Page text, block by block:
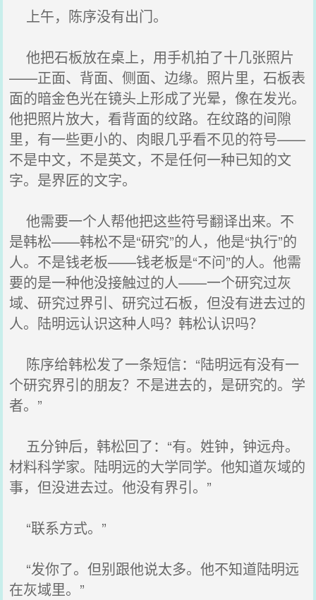
上午，陈序没有出门。
他把石板放在桌上，用手机拍了十几张照片
——正面、背面、侧面、边缘。照片里，石板表
面的暗金色光在镜头上形成了光晕，像在发光。
他把照片放大，看背面的纹路。在纹路的间隙
里，有一些更小的、肉眼几乎看不见的符号——
不是中文，不是英文，不是任何一种已知的文
字。是界匠的文字。
他需要一个人帮他把这些符号翻译出来。不
是韩松——韩松不是“研究”的人，他是“执行”的
人。不是钱老板——钱老板是“不问”的人。他需
要的是一种他没接触过的人——一个研究过灰
域、研究过界引、研究过石板，但没有进去过的
人。陆明远认识这种人吗？韩松认识吗？
陈序给韩松发了一条短信：“陆明远有没有一
个研究界引的朋友？不是进去的，是研究的。学
者。”
五分钟后，韩松回了：“有。姓钟，钟远舟。
材料科学家。陆明远的大学同学。他知道灰域的
事，但没进去过。他没有界引。”
“联系方式。”
“发你了。但别跟他说太多。他不知道陆明远
在灰域里。”